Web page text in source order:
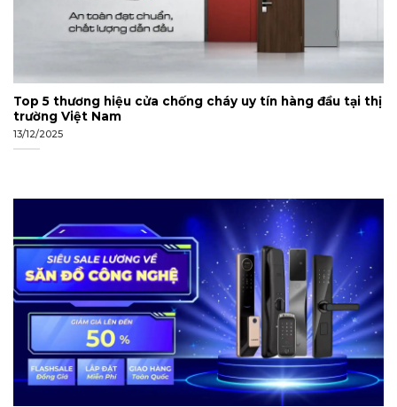
Top 5 thương hiệu cửa chống cháy uy tín hàng đầu tại thị
trường Việt Nam
13/12/2025